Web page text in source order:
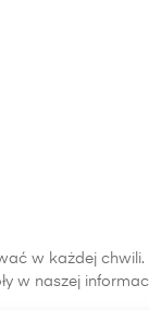
w każdej chwili.
w naszej